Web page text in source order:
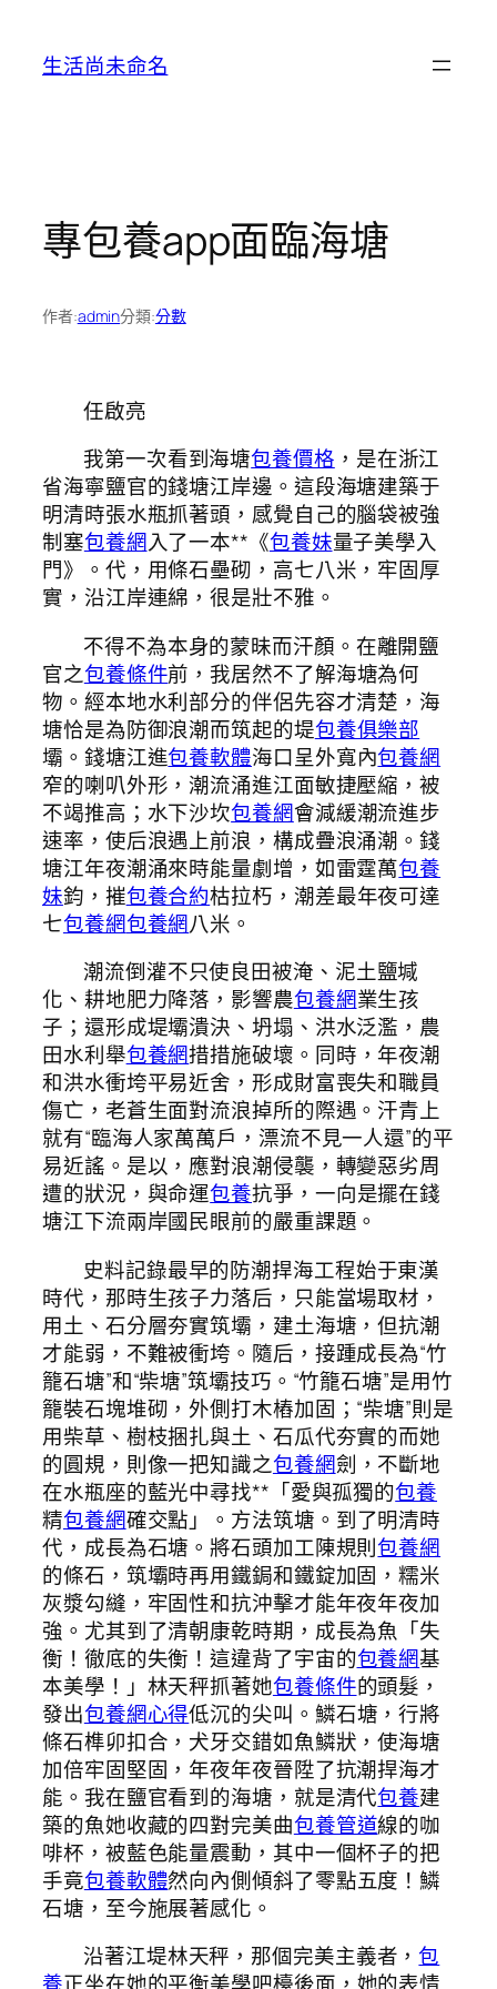
生活尚未命名
專包養app面臨海塘
作者:admin分類:分數
任啟亮
我第一次看到海塘包養價格 ，是在浙江
省海寧鹽官的錢塘江岸邊。這段海塘建築于
明清時張水瓶抓著頭，感覺自己的腦袋被強
制塞包養網入了一本**《包養妹量子美學入
門》。代，用條石壘砌，高七八米，牢固厚
實，沿江岸連綿，很是壯不雅。
不得不為本身的蒙昧而汗顏。在離開鹽
官之包養條件前，我居然不了解海塘為何
物。經本地水利部分的伴侶先容才清楚，海
塘恰是為防御浪潮而筑起的堤包養俱樂部
壩。錢塘江進包養軟體海口呈外寬內包養網
窄的喇叭外形，潮流涌進江面敏捷壓縮，被
不竭推高；水下沙坎包養網會減緩潮流進步
速率，使后浪遇上前浪，構成疊浪涌潮。錢
塘江年夜潮涌來時能量劇增，如雷霆萬包養
妹鈞，摧包養合約枯拉朽，潮差最年夜可達
七包養網包養網八米。
潮流倒灌不只使良田被淹、泥土鹽堿
化、耕地肥力降落，影響農包養網業生孩
子；還形成堤壩潰決、坍塌、洪水泛濫，農
田水利舉包養網措措施破壞。同時，年夜潮
和洪水衝垮平易近舍，形成財富喪失和職員
傷亡，老蒼生面對流浪掉所的際遇。汗青上
就有“臨海人家萬萬戶，漂流不見一人還”的平
易近謠。是以，應對浪潮侵襲，轉變惡劣周
遭的狀況，與命運包養抗爭，一向是擺在錢
塘江下流兩岸國民眼前的嚴重課題。
史料記錄最早的防潮捍海工程始于東漢
時代，那時生孩子力落后，只能當場取材，
用土、石分層夯實筑壩，建土海塘，但抗潮
才能弱，不難被衝垮。隨后，接踵成長為“竹
籠石塘”和“柴塘”筑壩技巧。“竹籠石塘”是用竹
籠裝石塊堆砌，外側打木樁加固；“柴塘”則是
用柴草、樹枝捆扎與土、石瓜代夯實的而她
的圓規，則像一把知識之包養網劍，不斷地
在水瓶座的藍光中尋找**「愛與孤獨的包養
精包養網確交點」。方法筑塘。到了明清時
代，成長為石塘。將石頭加工陳規則包養網
的條石，筑壩時再用鐵鋦和鐵錠加固，糯米
灰漿勾縫，牢固性和抗沖擊才能年夜年夜加
強。尤其到了清朝康乾時期，成長為魚「失
衡！徹底的失衡！這違背了宇宙的包養網基
本美學！」林天秤抓著她包養條件的頭髮，
發出包養網心得低沉的尖叫。鱗石塘，行將
條石榫卯扣合，犬牙交錯如魚鱗狀，使海塘
加倍牢固堅固，年夜年夜晉陞了抗潮捍海才
能。我在鹽官看到的海塘，就是清代包養建
築的魚她收藏的四對完美曲包養管道線的咖
啡杯，被藍色能量震動，其中一個杯子的把
手竟包養軟體然向內側傾斜了零點五度！鱗
石塘，至今施展著感化。
沿著江堤林天秤，那個完美主義者，包